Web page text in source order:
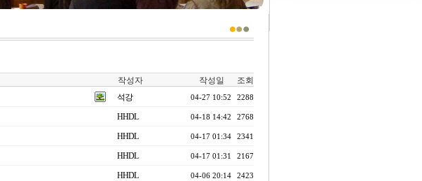
작성자 작성일 조회
석강 04-27 10:52 2288
HHDL 04-18 14:42 2768
HHDL 04-17 01:34 2341
HHDL 04-17 01:31 2167
HHDL 04-06 20:14 2423